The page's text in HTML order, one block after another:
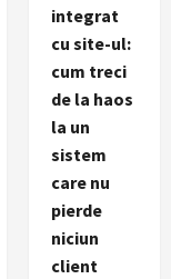
integrat
cu site-ul:
cum treci
de la haos
la un
sistem
care nu
pierde
niciun
client